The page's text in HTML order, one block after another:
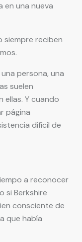
en una nueva
siempre reciben
persona, una
suelen
ellas. Y cuando
página
difícil de
a reconocer
si Berkshire
consciente de
que había